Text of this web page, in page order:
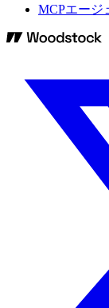
MCPエージ